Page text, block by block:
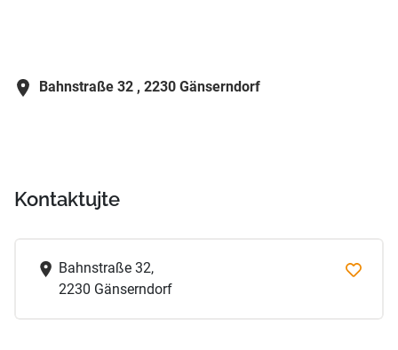
Bahnstraße 32 , 2230 Gänserndorf
Kontaktujte
Bahnstraße 32,
2230 Gänserndorf